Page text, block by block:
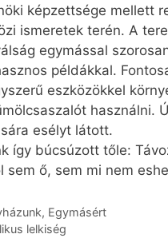
képzettsége mellett
ismeretek terén. A
egymással
példákkal.
eszközökkel
használni.
esélyt látott.
így búcsúzott tőle:
sem ő, sem mi nem
, Egymásért
lelkiség